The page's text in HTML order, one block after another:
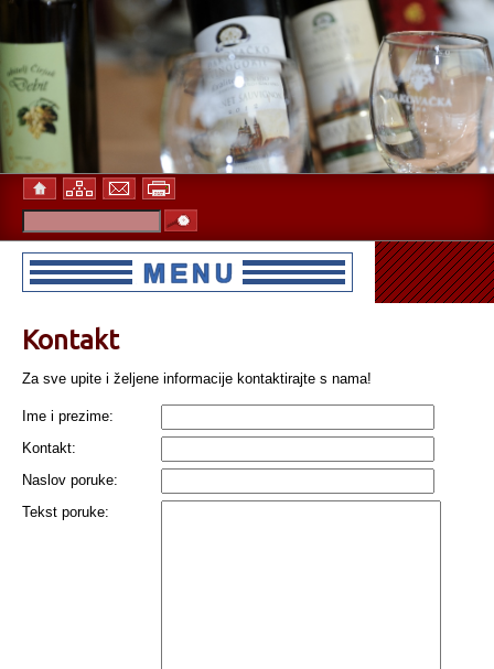
Kontakt
Za sve upite i željene informacije kontaktirajte s nama!
Ime i prezime:
Kontakt:
Naslov poruke:
Tekst poruke: